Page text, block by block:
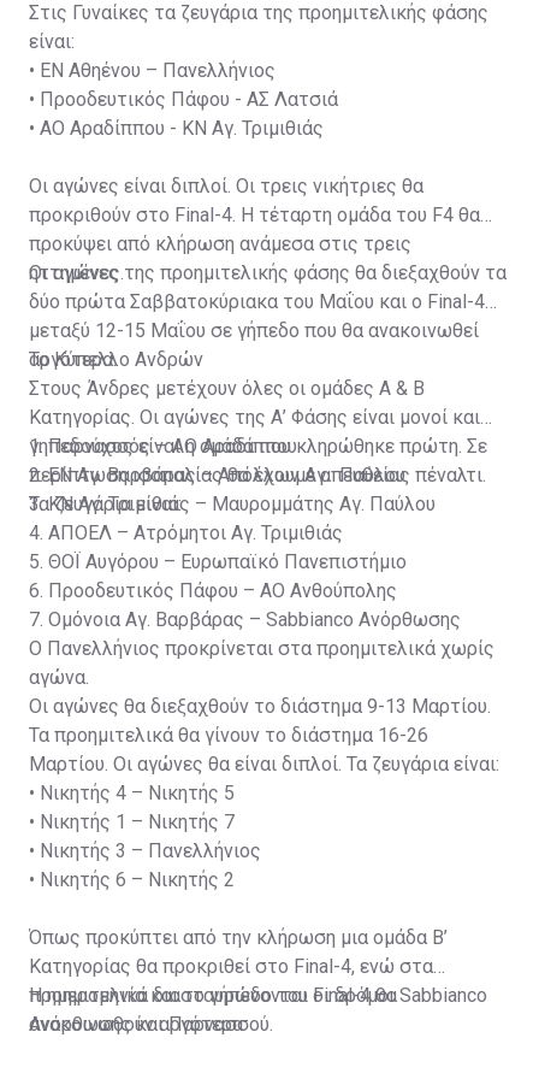
Στις Γυναίκες τα ζευγάρια της προημιτελικής φάσης
είναι:
• ΕΝ Αθηένου – Πανελλήνιος
• Προοδευτικός Πάφου - ΑΣ Λατσιά
• ΑΟ Αραδίππου - ΚΝ Αγ. Τριμιθιάς
Οι αγώνες είναι διπλοί. Οι τρεις νικήτριες θα
προκριθούν στο Final-4. Η τέταρτη ομάδα του F4 θα
προκύψει από κλήρωση ανάμεσα στις τρεις
ηττημένες.
Οι αγώνες της προημιτελικής φάσης θα διεξαχθούν τα
δύο πρώτα Σαββατοκύριακα του Μαΐου και ο Final-4
μεταξύ 12-15 Μαΐου σε γήπεδο που θα ανακοινωθεί
αργότερα.
Το Κύπελλο Ανδρών
Στους Άνδρες μετέχουν όλες οι ομάδες Α & Β
Κατηγορίας. Οι αγώνες της Α’ Φάσης είναι μονοί και
γηπεδούχος είναι η ομάδα που κληρώθηκε πρώτη. Σε
περίπτωση ισοπαλίας θα έχουμε απευθείας πέναλτι.
Τα ζευγάρια είναι:
1. Παρνασσός – ΑΟ Αραδίππου
2. ΕΝ Αγ. Βαρβάρας – Απόλλων Αγ. Παύλου
3. ΚΝ Αγ. Τριμιθιάς – Μαυρομμάτης Αγ. Παύλου
4. ΑΠΟΕΛ – Ατρόμητοι Αγ. Τριμιθιάς
5. ΘΟΪ Αυγόρου – Ευρωπαϊκό Πανεπιστήμιο
6. Προοδευτικός Πάφου – ΑΟ Ανθούπολης
7. Ομόνοια Αγ. Βαρβάρας – Sabbianco Ανόρθωσης
Ο Πανελλήνιος προκρίνεται στα προημιτελικά χωρίς
αγώνα.
Οι αγώνες θα διεξαχθούν το διάστημα 9-13 Μαρτίου.
Τα προημιτελικά θα γίνουν το διάστημα 16-26
Μαρτίου. Οι αγώνες θα είναι διπλοί. Τα ζευγάρια είναι:
• Νικητής 4 – Νικητής 5
• Νικητής 1 – Νικητής 7
• Νικητής 3 – Πανελλήνιος
• Νικητής 6 – Νικητής 2
Όπως προκύπτει από την κλήρωση μια ομάδα Β’
Κατηγορίας θα προκριθεί στο Final-4, ενώ στα
προημιτελικά διασταυρώνονται οι δρόμοι Sabbianco
Ανόρθωσης και Παρνασσού.
H ημερομηνία και το γήπεδο του Final-4 θα
ανακοινωθούν αργότερα